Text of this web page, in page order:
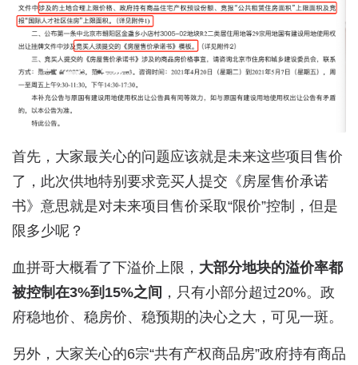
首先，大家最关心的问题应该就是未来这些项目售价
了，此次供地特别要求竞买人提交《房屋售价承诺
书》意思就是对未来项目售价采取“限价”控制，但是
限多少呢？
血拼哥大概看了下溢价上限， 大部分地块的溢价率都
被控制在3%到15%之间 ，只有小部分超过20%。政
府稳地价、稳房价、稳预期的决心之大，可见一斑。
另外，大家关心的6宗“共有产权商品房”政府持有商品